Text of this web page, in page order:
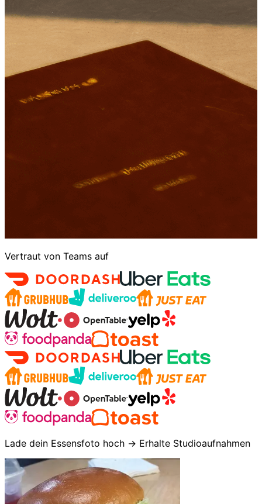
Vertraut von Teams auf
Lade dein Essensfoto hoch → Erhalte Studioaufnahmen